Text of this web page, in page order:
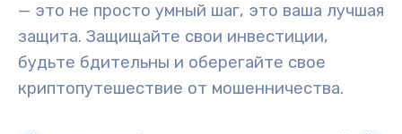
— это не просто умный шаг, это ваша лучшая
защита. Защищайте свои инвестиции,
будьте бдительны и оберегайте свое
криптопутешествие от мошенничества.